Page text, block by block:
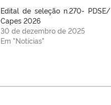
Edital de seleção n.270- PDSE/
Capes 2026
30 de dezembro de 2025
Em "Notícias"